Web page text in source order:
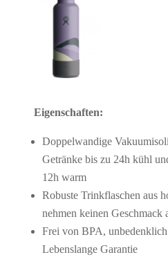
Eigenschaften:
Doppelwandige
Getränke bis zu 24h kühl
12h warm
Robuste Trinkflaschen aus
nehmen keinen Geschmack
Frei von BPA,
Lebenslange Garantie